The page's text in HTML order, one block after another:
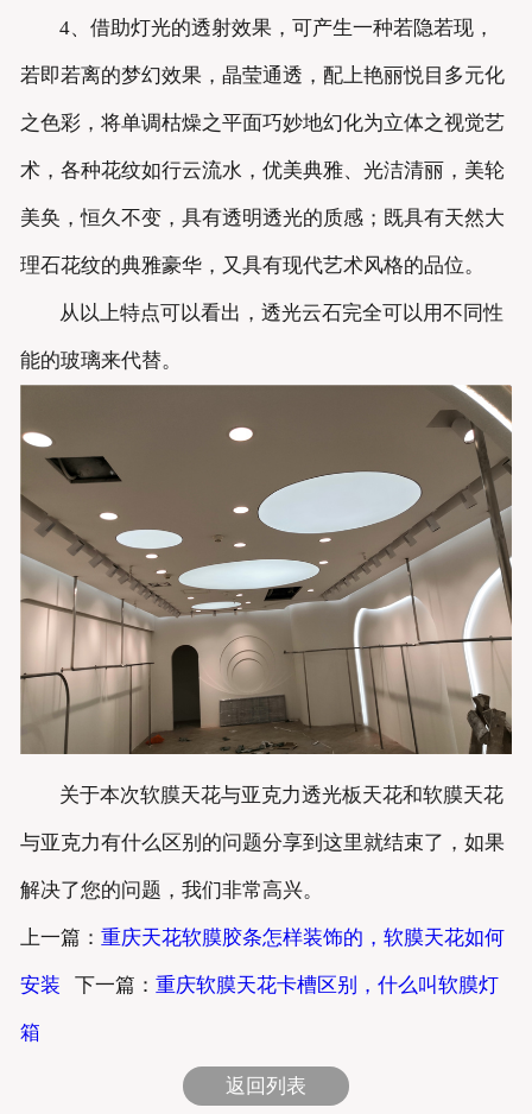
4、借助灯光的透射效果，可产生一种若隐若现，
若即若离的梦幻效果，晶莹通透，配上艳丽悦目多元化
之色彩，将单调枯燥之平面巧妙地幻化为立体之视觉艺
术，各种花纹如行云流水，优美典雅、光洁清丽，美轮
美奂，恒久不变，具有透明透光的质感；既具有天然大
理石花纹的典雅豪华，又具有现代艺术风格的品位。
从以上特点可以看出，透光云石完全可以用不同性
能的玻璃来代替。
关于本次软膜天花与亚克力透光板天花和软膜天花
与亚克力有什么区别的问题分享到这里就结束了，如果
解决了您的问题，我们非常高兴。
上一篇： 重庆天花软膜胶条怎样装饰的，软膜天花如何
安装 下一篇： 重庆软膜天花卡槽区别，什么叫软膜灯
箱
返回列表